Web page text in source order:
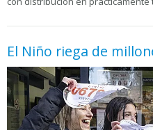
El Niño riega de